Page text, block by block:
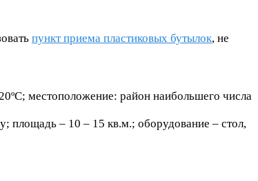
пункт приема пластиковых бутылок, не
местоположение: район наибольшего числа
площадь – 10 – 15 кв.м.; оборудование – стол,